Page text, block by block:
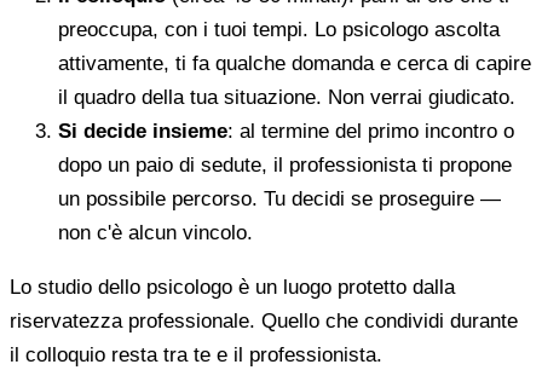
preoccupa, con i tuoi tempi. Lo psicologo ascolta
attivamente, ti fa qualche domanda e cerca di capire
il quadro della tua situazione. Non verrai giudicato.
Si decide insieme: al termine del primo incontro o
dopo un paio di sedute, il professionista ti propone
un possibile percorso. Tu decidi se proseguire —
non c'è alcun vincolo.
Lo studio dello psicologo è un luogo protetto dalla
riservatezza professionale. Quello che condividi durante
il colloquio resta tra te e il professionista.